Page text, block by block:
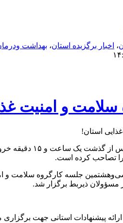
، اخبار برگزیده استان، بهداشت
و امنیت
را تصاحب کرده است.
جلسه کارگروه سلامت و
مسؤولان ذیربط برگزار شد.
ارائه پیشنهادات استانی جهت